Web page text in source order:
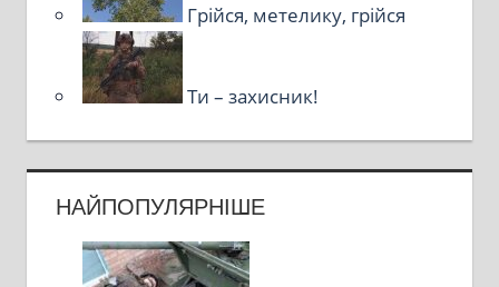
Грійся, метелику, грійся
Ти – захисник!
НАЙПОПУЛЯРНІШЕ